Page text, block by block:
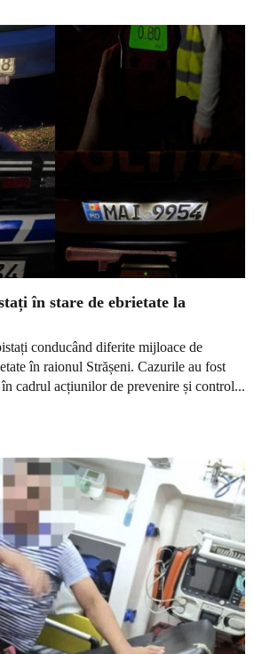
în stare de ebrietate la
conducând diferite mijloace de
în raionul Strășeni. Cazurile au fost
cadrul acțiunilor de prevenire și control...